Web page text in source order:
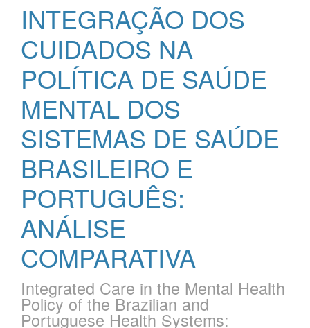
INTEGRAÇÃO DOS
CUIDADOS NA
POLÍTICA DE SAÚDE
MENTAL DOS
SISTEMAS DE SAÚDE
BRASILEIRO E
PORTUGUÊS:
ANÁLISE
COMPARATIVA
Integrated Care in the Mental Health
Policy of the Brazilian and
Portuguese Health Systems: